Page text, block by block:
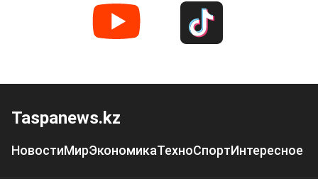
Taspanews.kz
НовостиМирЭкономикаТехноСпортИнтересное